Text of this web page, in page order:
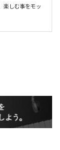
楽しむ事をモッ